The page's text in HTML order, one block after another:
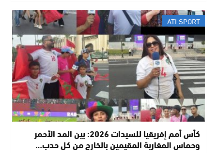
ATI SPORT
كأس أمم إفريقيا للسيدات 2026: بين المد الأحمر
وحماس المغاربة المقيمين بالخارج من كل حدب…